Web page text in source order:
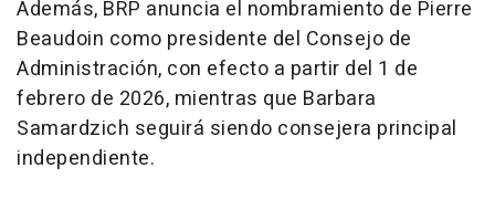
Además, BRP anuncia el nombramiento de Pierre
Beaudoin como presidente del Consejo de
Administración, con efecto a partir del 1 de
febrero de 2026, mientras que Barbara
Samardzich seguirá siendo consejera principal
independiente.